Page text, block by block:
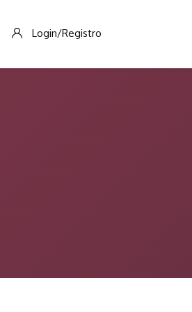
Login/Registro